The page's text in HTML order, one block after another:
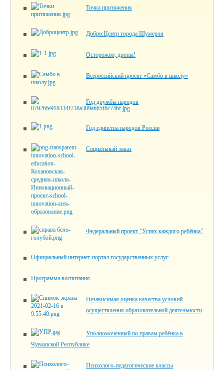
Точка притяжения
Добро.Центр города Шумерля
Осторожно, дропы!
Всероссийский проект «Самбо в школу»
Год дружбы народов
Год единства народов России
Социальный заказ
Федеральный проект "Успех каждого ребёнка"
Официальный интернет-портал государственных услуг
Программа воспитания
Независимая оценка качества условий
осуществления образовательной деятельности
Уполномоченный по правам ребёнка в
Чувашской Республике
Психолого-педагогические классы